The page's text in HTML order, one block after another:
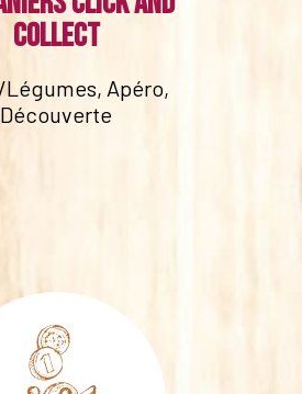
collect
Apéro,
Découverte